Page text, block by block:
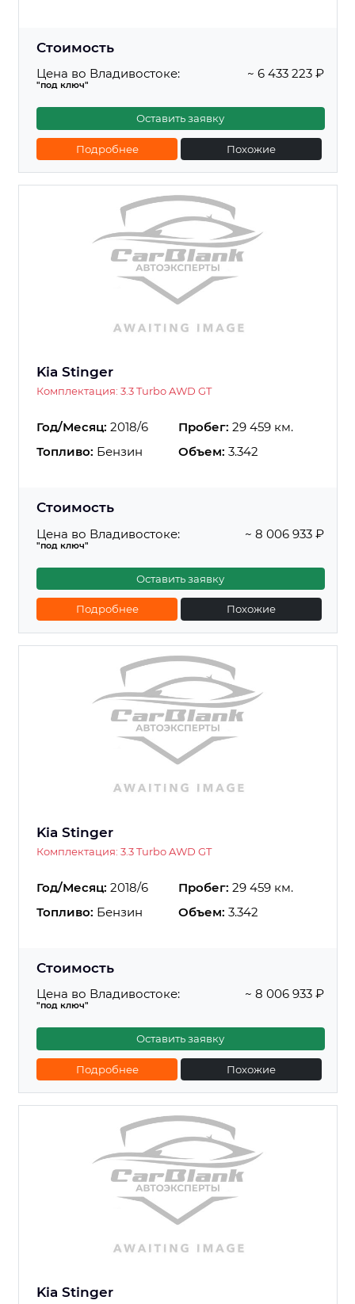
Стоимость
Цена во Владивостоке:
"под ключ"
~ 6 433 223 ₽
Оставить заявку
Подробнее Похожие
Kia Stinger
Комплектация: 3.3 Turbo AWD GT
Год/Месяц: 2018/6 Пробег: 29 459 км.
Топливо: Бензин Объем: 3.342
Стоимость
Цена во Владивостоке:
"под ключ"
~ 8 006 933 ₽
Оставить заявку
Подробнее Похожие
Kia Stinger
Комплектация: 3.3 Turbo AWD GT
Год/Месяц: 2018/6 Пробег: 29 459 км.
Топливо: Бензин Объем: 3.342
Стоимость
Цена во Владивостоке:
"под ключ"
~ 8 006 933 ₽
Оставить заявку
Подробнее Похожие
Kia Stinger